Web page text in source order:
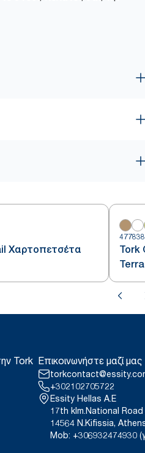
Χαρτοπετσέτα
477838
Tork
Tork Επικοινωνήστε μαζί μας
+302102705722
Essity Hellas A.E
17th klm.National
14564 N.Kifissia,
Mob: +306932474930